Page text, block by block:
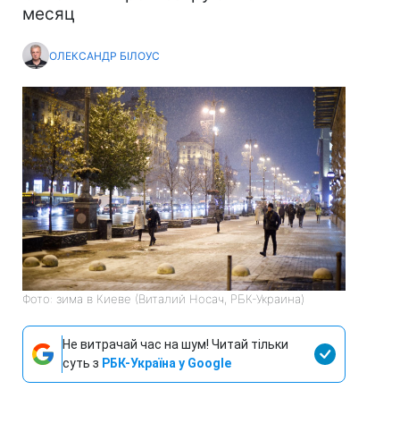
месяц
ОЛЕКСАНДР БІЛОУС
Фото: зима в Киеве (Виталий Носач, РБК-Украина)
Не витрачай час на шум! Читай тільки
суть з РБК-Україна у Google